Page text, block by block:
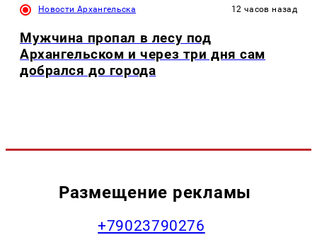
Новости Архангельска 12 часов назад
Мужчина пропал в лесу под
Архангельском и через три дня сам
добрался до города
Размещение рекламы
+79023790276